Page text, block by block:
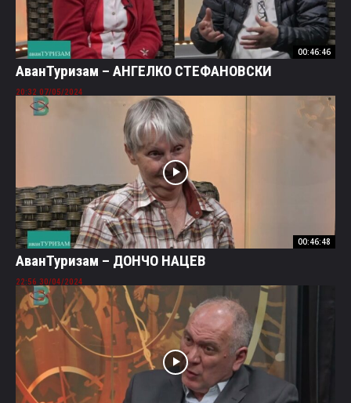
00:46:46
AванТуризам – АНГЕЛКО СТЕФАНОВСКИ
07/05/2024 20:32
00:46:48
АванТуризам – ДОНЧО НАЦЕВ
30/04/2024 22:56